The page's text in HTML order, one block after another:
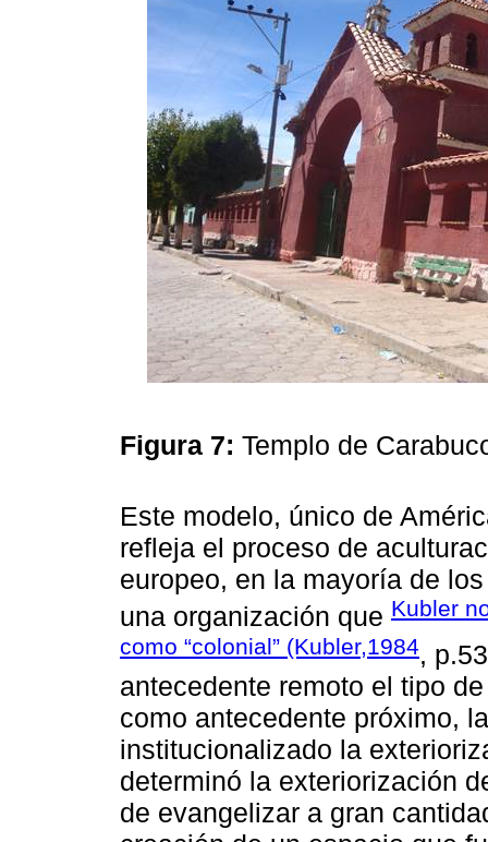
Figura 7: Templo de
Este modelo, único de
refleja el proceso de
europeo, en la mayoría de
una organización que Kubler
como “colonial” (Kubler,1984,
antecedente remoto el tipo
como antecedente próximo,
institucionalizado la
determinó la exteriorización
de evangelizar a gran